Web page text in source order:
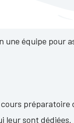
une équipe pour
préparatoire
leur sont dédiées.